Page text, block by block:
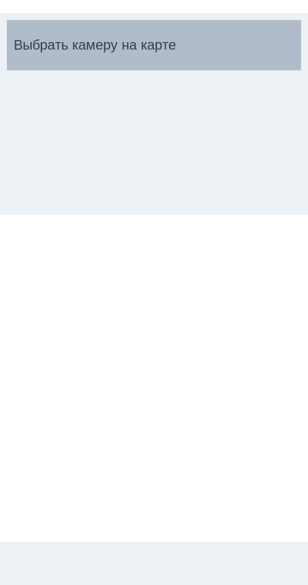
Выбрать камеру на карте